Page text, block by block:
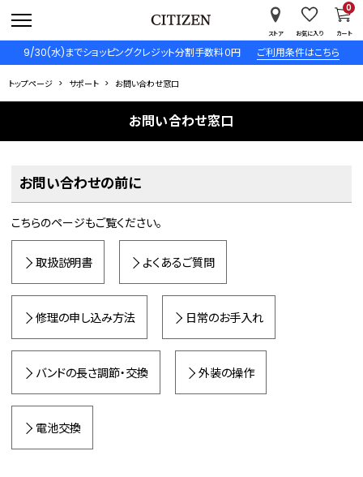
9/30(水)までショッピングクレジット分割手数料０円 ご利用条件はこちら
ストア お気に入り カート
0
トップページ サポート お問い合わせ窓口
お問い合わせ窓口
お問い合わせの前に
こちらのページもご覧ください。
取扱説明書 よくあるご質問
修理の申し込み方法 日常のお手入れ
バンドの長さ調節・交換 外装の操作
電池交換